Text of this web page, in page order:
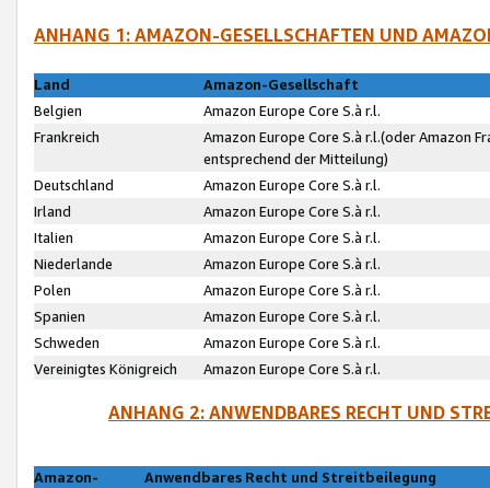
ANHANG 1: AMAZON-GESELLSCHAFTEN UND
Land
Amazon-Gesellschaft
Belgien
Amazon Europe Core S.à r.l.
Frankreich
Amazon Europe Core S.à r.l.(oder Amazon
entsprechend der Mitteilung)
Deutschland
Amazon Europe Core S.à r.l.
Irland
Amazon Europe Core S.à r.l.
Italien
Amazon Europe Core S.à r.l.
Niederlande
Amazon Europe Core S.à r.l.
Polen
Amazon Europe Core S.à r.l.
Spanien
Amazon Europe Core S.à r.l.
Schweden
Amazon Europe Core S.à r.l.
Vereinigtes Königreich
Amazon Europe Core S.à r.l.
ANHANG 2: ANWENDBARES RECHT UND
Amazon-
Anwendbares Recht und Streitbeilegung